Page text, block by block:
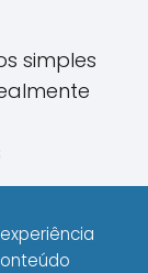
simples
tenha
é